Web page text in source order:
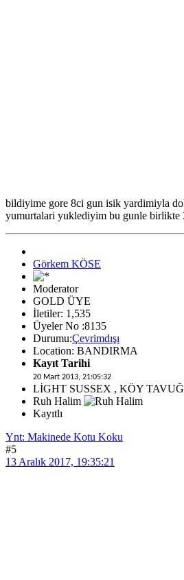
bildiyime gore 8ci gun isik yardimiyla
yumurtalari yuklediyim bu gunle birlikte
Görkem KÖSE
Moderator
GOLD ÜYE
İletiler: 1,535
Üyeler No :8135
Durumu:Çevrimdışı
Location: BANDIRMA
Kayıt Tarihi
20 Mart 2013, 21:05:32
LİGHT SUSSEX , KÖY
Ruh Halim
Kayıtlı
Ynt: Makinede Kotu Koku
#5
13 Aralık 2017, 19:35:21